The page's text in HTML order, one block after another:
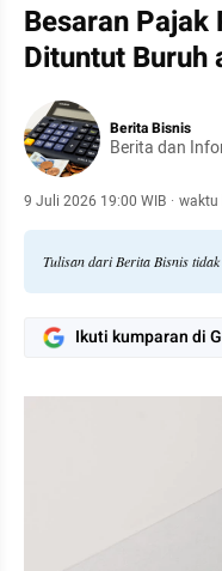
Besaran Pajak
Dituntut Buruh
Berita Bisnis
Berita dan
9 Juli 2026 19:00 WIB · waktu
Tulisan dari Berita Bisnis
Ikuti kumparan di